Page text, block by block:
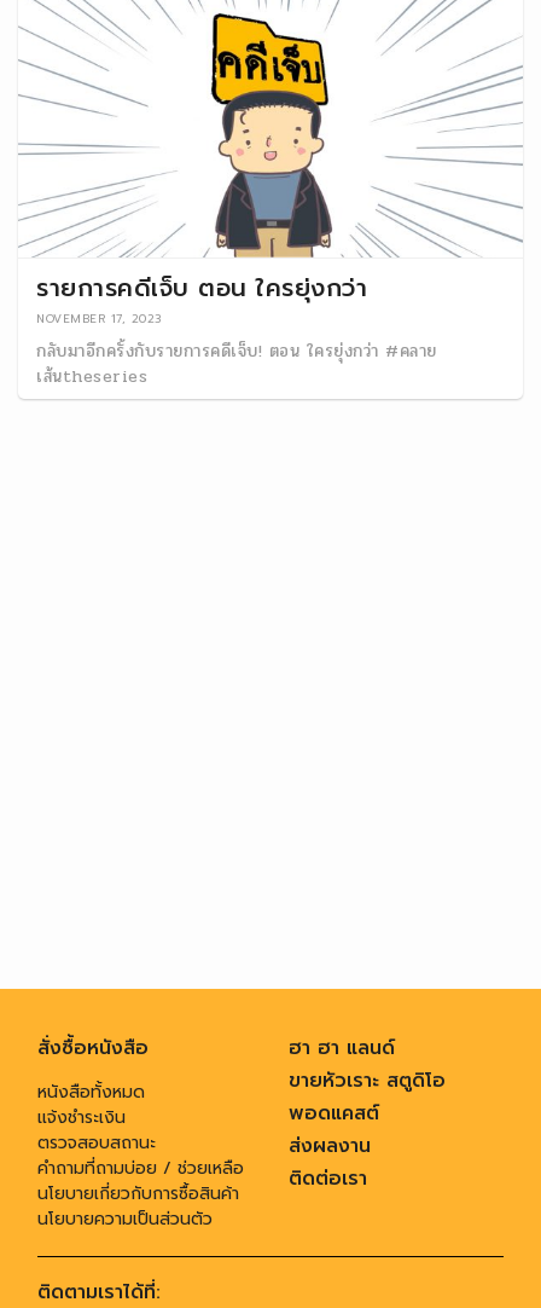
รายการคดีเจ็บ ตอน ใครยุ่งกว่า
NOVEMBER 17, 2023
กลับมาอีกครั้งกับรายการคดีเจ็บ! ตอน ใครยุ่งกว่า #คลาย
เส้นtheseries
สั่งซื้อหนังสือ
หนังสือทั้งหมด
แจ้งชำระเงิน
ตรวจสอบสถานะ
คำถามที่ถามบ่อย / ช่วยเหลือ
นโยบายเกี่ยวกับการซื้อสินค้า
นโยบายความเป็นส่วนตัว
ฮา ฮา แลนด์
ขายหัวเราะ สตูดิโอ
พอดแคสต์
ส่งผลงาน
ติดต่อเรา
ติดตามเราได้ที่: